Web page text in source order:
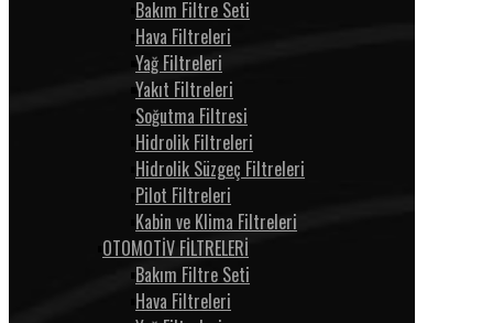
Bakım Filtre Seti
Hava Filtreleri
Yağ Filtreleri
Yakıt Filtreleri
Soğutma Filtresi
Hidrolik Filtreleri
Hidrolik Süzgeç Filtreleri
Pilot Filtreleri
Kabin ve Klima Filtreleri
OTOMOTİV FİLTRELERİ
Bakım Filtre Seti
Hava Filtreleri